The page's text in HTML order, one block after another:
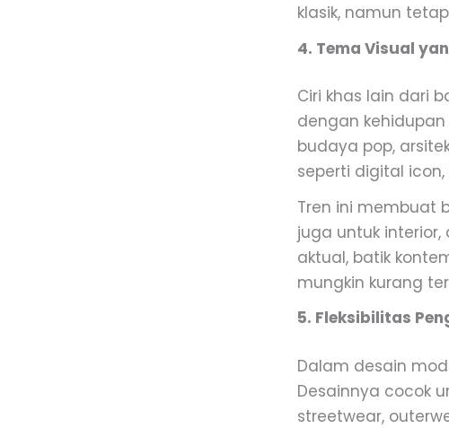
klasik, namun
4. Tema Visual
Ciri khas lain dari
dengan
budaya pop,
seperti digital
Tren ini membuat
juga untuk
aktual, batik
mungkin kurang
5. Fleksibilitas
Dalam desain
Desainnya cocok
streetwear,